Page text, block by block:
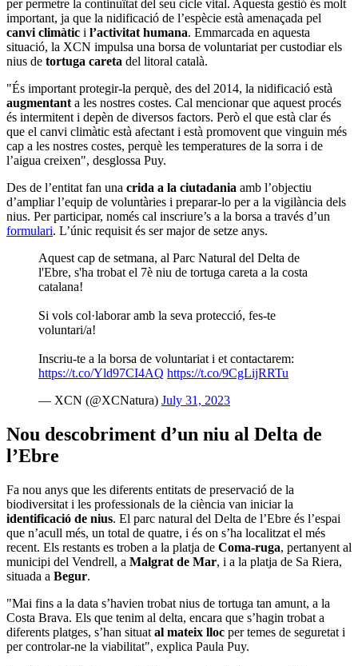
per permetre la continuïtat del seu cicle vital. Aquesta gestió és molt
important, ja que la nidificació de l’espècie està amenaçada pel
canvi climàtic i l’activitat humana. Emmarcada en aquesta
situació, la XCN impulsa una borsa de voluntariat per custodiar els
nius de tortuga careta del litoral català.
"És important protegir-la perquè, des del 2014, la nidificació està
augmentanta les nostres costes. Cal mencionar que aquest procés
és intermitent i depèn de diversos factors. Però el que està clar és
que el canvi climàtic està afectant i està promovent que vinguin més
cap a les nostres costes, perquè les temperatures de la sorra i de
l’aigua creixen", desglossa Puy.
Des de l’entitat fan una crida a la ciutadania amb l’objectiu
d’ampliar l’equip de voluntàries i preparar-lo per a la vigilància dels
nius. Per participar, només cal inscriure’s a la borsa a través d’un
formulari. L’únic requisit és ser major de setze anys.
Aquest cap de setmana, al Parc Natural del Delta de
l'Ebre, s'ha trobat el 7è niu de tortuga careta a la costa
catalana!
Si vols col·laborar amb la seva protecció, fes-te
voluntari/a!
Inscriu-te a la borsa de voluntariat i et contactarem:
https://t.co/Yld97CI4AQ https://t.co/9CgLijRRTu
— XCN (@XCNatura) July 31, 2023
Nou descobriment d’un niu al Delta de
l’Ebre
Fa nou anys que les diferents entitats de preservació de la
biodiversitat i les professionals de la ciència van iniciar la
identificació de nius. El parc natural del Delta de l’Ebre és l’espai
que n’acull més, un total de quatre, i és on s’ha localitzat el més
recent. Els restants es troben a la platja de Coma-ruga, pertanyent al
municipi del Vendrell, a Malgrat de Mar, i a la platja de Sa Riera,
situada a Begur.
"Mai fins a la data s’havien trobat nius de tortuga tan amunt, a la
Costa Brava. Els que tenim al delta, encara que s’hagin trobat a
diferents platges, s’han situat al mateix lloc per temes de seguretat i
per controlar-ne la viabilitat", explica Paula Puy.